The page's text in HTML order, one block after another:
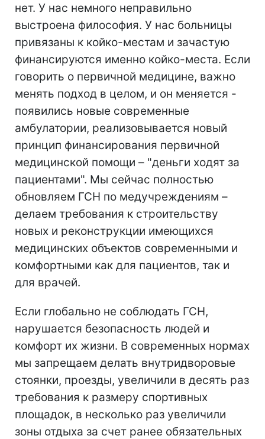
нет. У нас немного неправильно
выстроена философия. У нас больницы
привязаны к койко-местам и зачастую
финансируются именно койко-места. Если
говорить о первичной медицине, важно
менять подход в целом, и он меняется -
появились новые современные
амбулатории, реализовывается новый
принцип финансирования первичной
медицинской помощи – "деньги ходят за
пациентами". Мы сейчас полностью
обновляем ГСН по медучреждениям –
делаем требования к строительству
новых и реконструкции имеющихся
медицинских объектов современными и
комфортными как для пациентов, так и
для врачей.
Если глобально не соблюдать ГСН,
нарушается безопасность людей и
комфорт их жизни. В современных нормах
мы запрещаем делать внутридворовые
стоянки, проезды, увеличили в десять раз
требования к размеру спортивных
площадок, в несколько раз увеличили
зоны отдыха за счет ранее обязательных